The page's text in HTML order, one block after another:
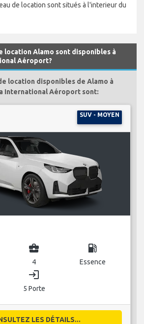
de location sont situés à l'interieur du
location Alamo sont disponibles à
Aéroport?
location disponibles de Alamo à
International Aéroport sont:
SUV - MOYEN
business_center
4
local_gas_station
Essence
login
5 Porte
LES DÉTAILS...